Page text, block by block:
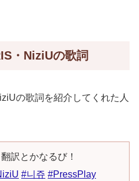
・NiziUの歌詞
の歌詞を紹介してくれた人
訳とかなるび！
#니쥬 #PressPlay